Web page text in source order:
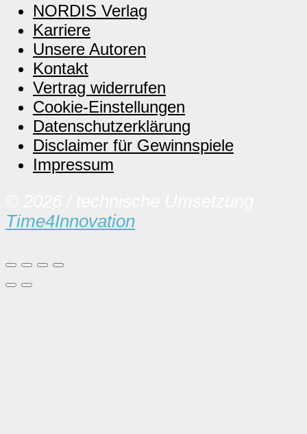
NORDIS Verlag
Karriere
Unsere Autoren
Kontakt
Vertrag widerrufen
Cookie-Einstellungen
Datenschutzerklärung
Disclaimer für Gewinnspiele
Impressum
Time4Innovation